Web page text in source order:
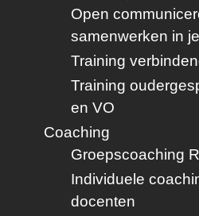
Open
samenwerken in
Training
Training
en VO
Coaching
Groepscoaching
Individuele
docenten